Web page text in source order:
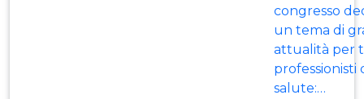
congresso
un tema di
attualità per
professionisti
salute:…